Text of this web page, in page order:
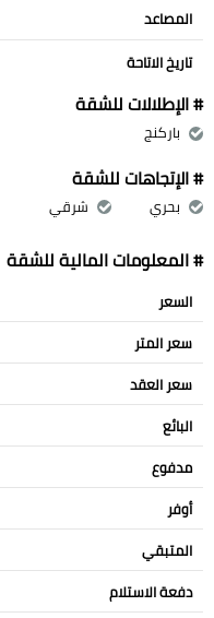
المصاعد
تاريخ الاتاحة
# الإطلالات للشقة
باركنج
# الإتجاهات للشقة
بحري شرقي
# المعلومات المالية للشقة
السعر
سعر المتر
سعر العقد
البائع
مدفوع
أوفر
المتبقي
دفعة الاستلام